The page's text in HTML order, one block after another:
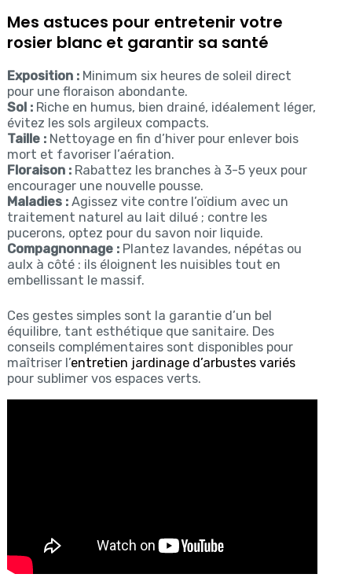
Mes astuces pour entretenir votre
rosier blanc et garantir sa santé
Exposition :Minimum six heures de soleil direct
pour une floraison abondante.
Sol :Riche en humus, bien drainé, idéalement léger,
évitez les sols argileux compacts.
Taille :Nettoyage en fin d’hiver pour enlever bois
mort et favoriser l’aération.
Floraison :Rabattez les branches à 3-5 yeux pour
encourager une nouvelle pousse.
Maladies :Agissez vite contre l’oïdium avec un
traitement naturel au lait dilué ; contre les
pucerons, optez pour du savon noir liquide.
Compagnonnage :Plantez lavandes, népétas ou
aulx à côté : ils éloignent les nuisibles tout en
embellissant le massif.
Ces gestes simples sont la garantie d’un bel
équilibre, tant esthétique que sanitaire. Des
conseils complémentaires sont disponibles pour
maîtriser l’entretien jardinage d’arbustes variés
pour sublimer vos espaces verts.